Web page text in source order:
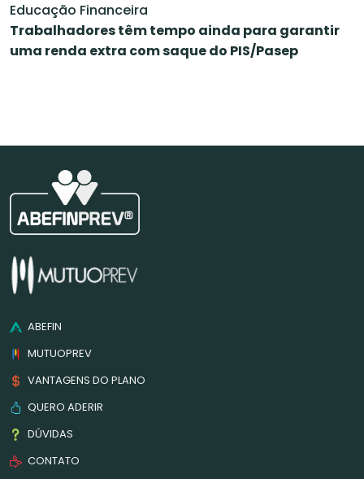
Educação Financeira
Trabalhadores têm tempo ainda para garantir
uma renda extra com saque do PIS/Pasep
ABEFIN
MUTUOPREV
VANTAGENS DO PLANO
QUERO ADERIR
DÚVIDAS
CONTATO